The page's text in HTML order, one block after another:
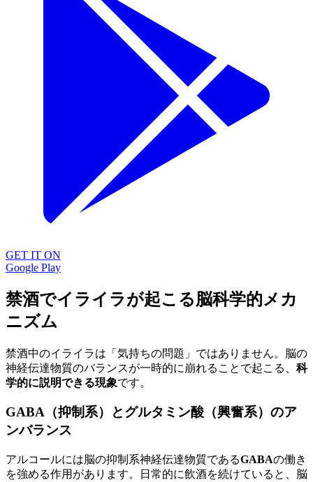
GET IT ON
Google Play
禁酒でイライラが起こる脳科学的メカ
ニズム
禁酒中のイライラは「気持ちの問題」ではありません。脳の
神経伝達物質のバランスが一時的に崩れることで起こる、 科
学的に説明できる現象です。
GABA（抑制系）とグルタミン酸（興奮系）のア
ンバランス
アルコールには脳の抑制系神経伝達物質であるGABAの働き
を強める作用があります。日常的に飲酒を続けていると、脳